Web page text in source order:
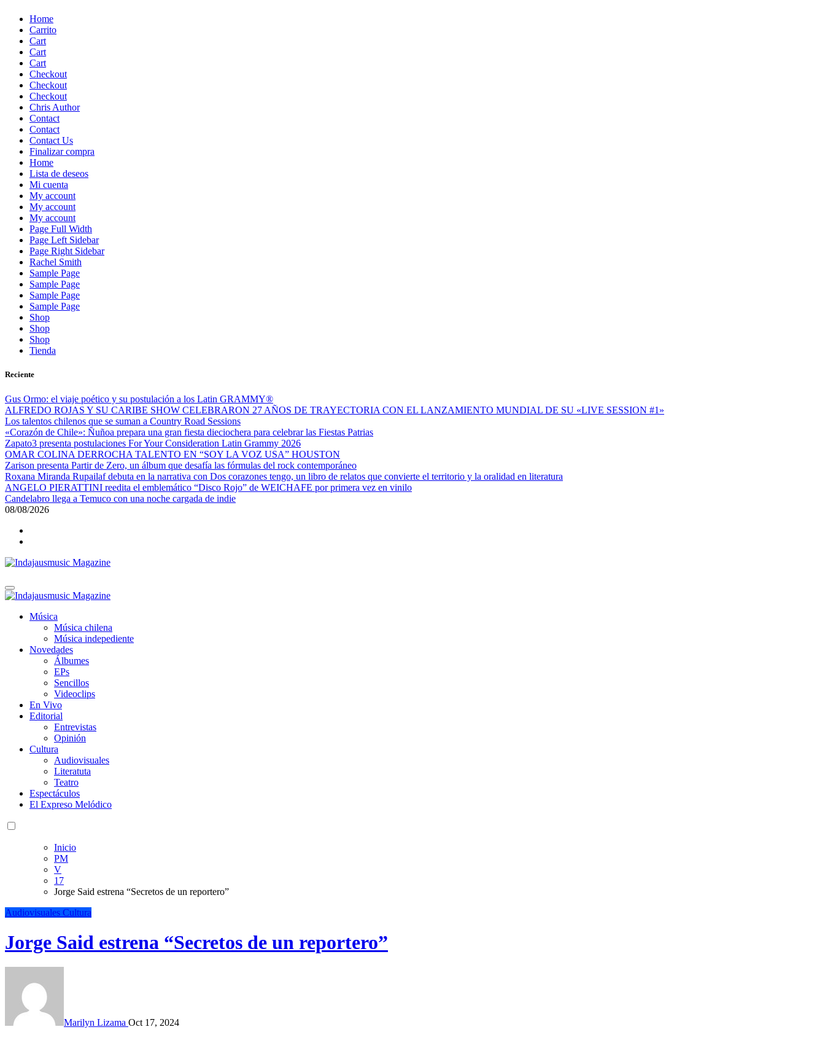
Skip
content
Home
Carrito
Cart
Cart
Cart
Checkout
Checkout
Checkout
Chris Author
Contact
Contact
Contact Us
Finalizar compra
Home
Lista de deseos
Mi cuenta
My account
My account
My account
Page Full Width
Page Left Sidebar
Page Right Sidebar
Rachel Smith
Sample Page
Sample Page
Sample Page
Sample Page
Shop
Shop
Shop
Tienda
Reciente
Gus Ormo: el viaje poético y su postulación a los Latin GRAMMY®
ALFREDO ROJAS Y SU CARIBE SHOW CELEBRARON 27 AÑOS DE TRAYECTORIA CON EL LANZAMIENTO MUNDIAL DE SU «LIVE SESSION #1»
Los talentos chilenos que se suman a Country Road Sessions
«Corazón de Chile»: Ñuñoa prepara una gran fiesta dieciochera para celebrar las Fiestas Patrias
Zapato3 presenta postulaciones For Your Consideration Latin Grammy 2026
OMAR COLINA DERROCHA TALENTO EN “SOY LA VOZ USA” HOUSTON
Zarison presenta Partir de Zero, un álbum que desafía las fórmulas del rock contemporáneo
Roxana Miranda Rupailaf debuta en la narrativa con Dos corazones tengo, un libro de relatos que convierte el territorio y la oralidad en literatura
ANGELO PIERATTINI reedita el emblemático “Disco Rojo” de WEICHAFE por primera vez en vinilo
Candelabro llega a Temuco con una noche cargada de indie
08/08/2026
Música, Cultura y Espectáculos
Música
Música chilena
Música indepediente
Novedades
Álbumes
EPs
Sencillos
Videoclips
En Vivo
Editorial
Entrevistas
Opinión
Cultura
Audiovisuales
Literatuta
Teatro
Espectáculos
El Expreso Melódico
Inicio
PM
V
17
Jorge Said estrena “Secretos de un reportero”
Audiovisuales Cultura
Jorge Said estrena “Secretos de un reportero”
Marilyn Lizama Oct 17, 2024